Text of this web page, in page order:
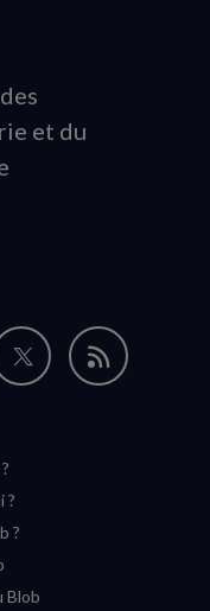
et du
Nous
Flux
?
?
Blob